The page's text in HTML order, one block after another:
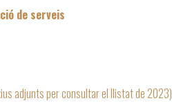
de serveis
adjunts per consultar el llistat de 2023)